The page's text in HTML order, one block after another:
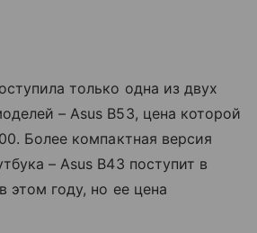
только одна из двух
– Asus B53, цена которой
Более компактная версия
– Asus B43 поступит в
этом году, но ее цена